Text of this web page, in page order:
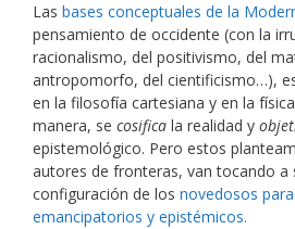
Las bases conceptuales de la
pensamiento de occidente (con la
racionalismo, del positivismo, del
antropomorfo, del cientificismo…),
en la filosofía cartesiana y en la
manera, se cosifica la realidad y
epistemológico. Pero estos
autores de fronteras, van tocando a
configuración de los novedosos
emancipatorios y epistémicos.